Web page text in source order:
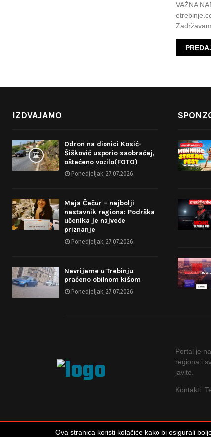
VAŽNA
IZDVAJAMO
Odron na dionici Kosić-
Šišković usporio saobraćaj,
oštećeno vozilo(FOTO)
Ponedjeljak, 27.07.2026.
Maja Čečur – najbolji
nastavnik regiona: Podrška
učenika je najveće
priznanje
Ponedjeljak, 27.07.2026.
Nevrijeme u Trebinju
praćeno obilnom kišom
Ponedjeljak, 27.07.2026.
Portal je
regiona i
javite.
Kontakti:
Ova stranica koristi kolačiće kako bi osigurali